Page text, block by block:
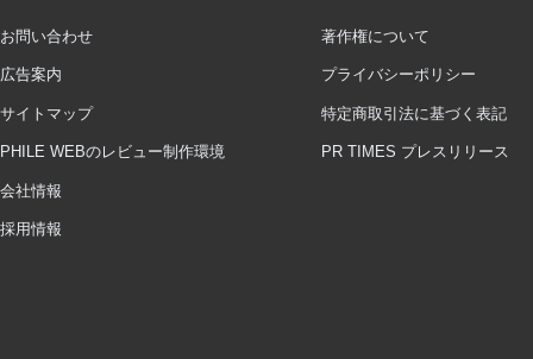
お問い合わせ
広告案内
サイトマップ
PHILE WEBのレビュー制作環境
会社情報
採用情報
著作権について
プライバシーポリシー
特定商取引法に基づく表記
PR TIMES プレスリリース